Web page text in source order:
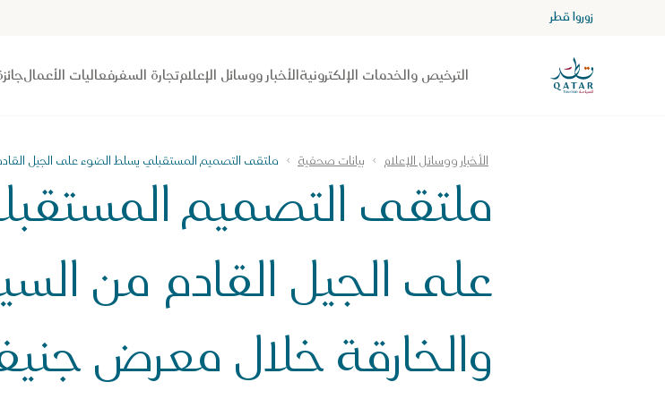
الصفحة الرئيسية لموقع VisitQatar
زوروا قطر
الترخيص والخدمات الإلكترونيةالأخبار ووسائل الإعلامتجارة السفرفعاليات الأعمال
الأخبار ووسائل الإعلام بيانات صحفية ملتقى التصميم المستقبلي يسلط الضوء على الجيل
ملتقى التصميم
على الجيل القادم من
والخارقة خلال معرض